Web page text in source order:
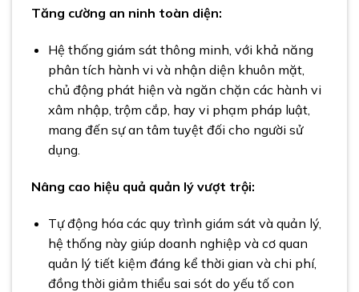
Tăng cường an ninh toàn diện:
Hệ thống giám sát thông minh, với khả năng
phân tích hành vi và nhận diện khuôn mặt,
chủ động phát hiện và ngăn chặn các hành vi
xâm nhập, trộm cắp, hay vi phạm pháp luật,
mang đến sự an tâm tuyệt đối cho người sử
dụng.
Nâng cao hiệu quả quản lý vượt trội:
Tự động hóa các quy trình giám sát và quản lý,
hệ thống này giúp doanh nghiệp và cơ quan
quản lý tiết kiệm đáng kể thời gian và chi phí,
đồng thời giảm thiểu sai sót do yếu tố con